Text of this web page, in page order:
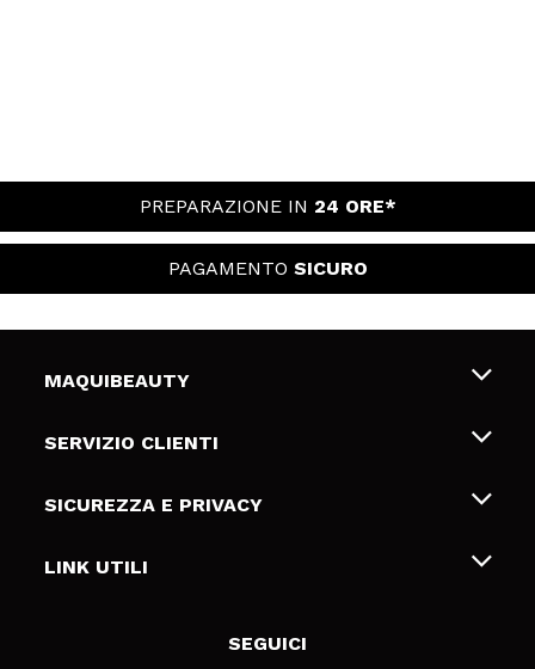
PREPARAZIONE IN 24 ORE*
PAGAMENTO SICURO
MAQUIBEAUTY
Chi siamo
Gift Cards
SERVIZIO CLIENTI
Spedizioni & Resi
Metodi di pagamamento
SICUREZZA E PRIVACY
Termini e condizioni
LINK UTILI
SEGUICI